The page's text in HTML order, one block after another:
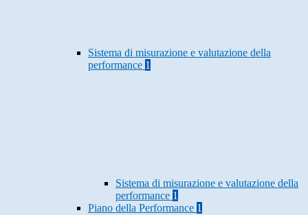
Sistema di misurazione e valutazione della
performance 1
Sistema di misurazione e valutazione della
performance 1
Piano della Performance 1